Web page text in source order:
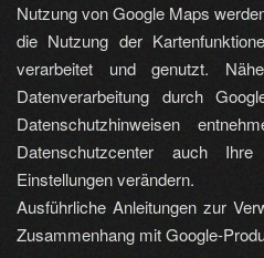
Nutzung von Google Maps
die Nutzung der
verarbeitet und genutzt.
Datenverarbeitung durch
Datenschutzhinweisen
Datenschutzcenter auch Ihre
Einstellungen verändern.
Ausführliche Anleitungen zur
Zusammenhang mit Google-